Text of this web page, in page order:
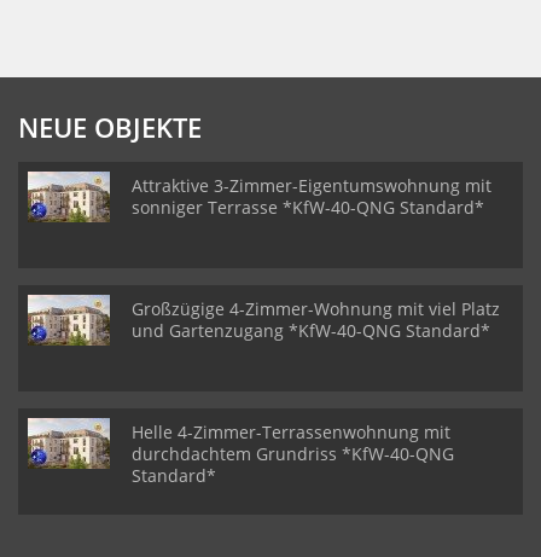
NEUE OBJEKTE
Attraktive 3-Zimmer-Eigentumswohnung mit
sonniger Terrasse *KfW-40-QNG Standard*
Großzügige 4-Zimmer-Wohnung mit viel Platz
und Gartenzugang *KfW-40-QNG Standard*
Helle 4-Zimmer-Terrassenwohnung mit
durchdachtem Grundriss *KfW-40-QNG
Standard*